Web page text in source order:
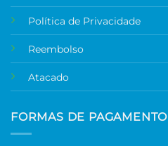
Política de Privacidade
Reembolso
Atacado
FORMAS DE PAGAMENTO